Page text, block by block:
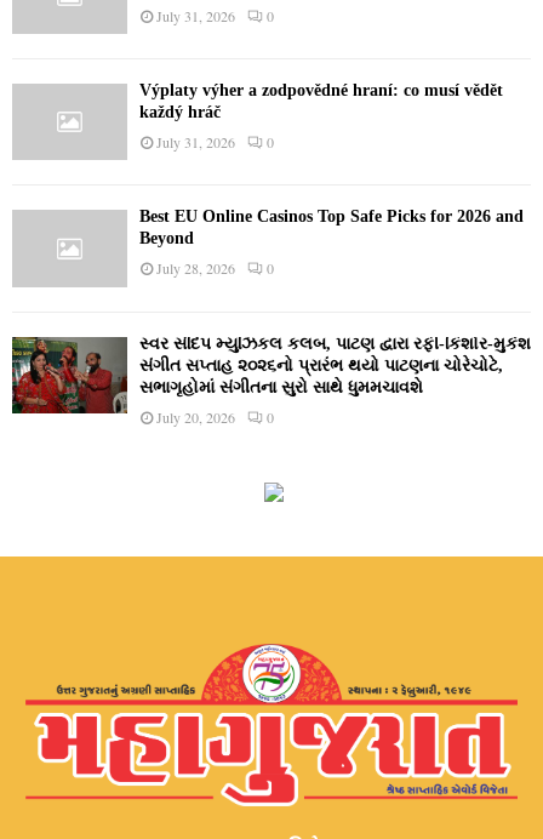
July 31, 2026 0
Výplaty výher a zodpovědné hraní: co musí vědět
každý hráč
July 31, 2026 0
Best EU Online Casinos Top Safe Picks for 2026 and
Beyond
July 28, 2026 0
સ્વર સંદિપ મ્યુઝિકલ કલબ, પાટણ દ્વારા રફી-કિશોર-મુકેશ
સંગીત સપ્તાહ ૨૦૨૬નો પ્રારંભ થયો પાટણના ચોરેચોટે,
સભાગૃહોમાં સંગીતના સુરો સાથે ધુમમચાવશે
July 20, 2026 0